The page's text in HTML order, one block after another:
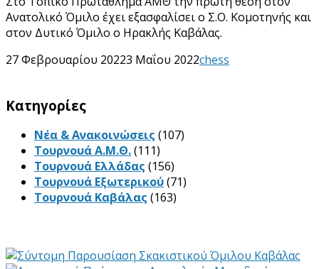
Ανατολικό Όμιλο έχει εξασφαλίσει ο Σ.Ο. Κομοτηνής και
στον Δυτικό Όμιλο ο Ηρακλής Καβάλας.
27 Φεβρουαρίου 20223 Μαΐου 2022chess
Kατηγορίες
Νέα & Ανακοινώσεις (107)
Τουρνουά Α.Μ.Θ.(111)
Τουρνουά Ελλάδας (156)
Τουρνουά Εξωτερικού(71)
Τουρνουά Καβάλας (163)